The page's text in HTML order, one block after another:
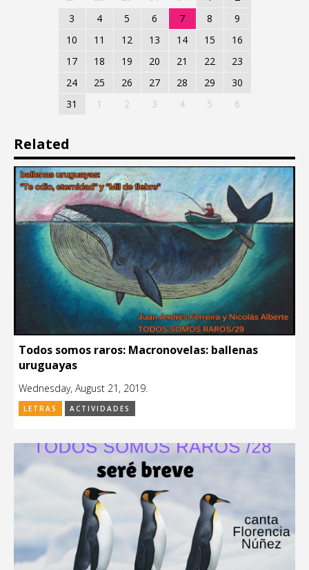
3
4 5 6 7 8
9
10
11 12 13 14 15
16
17
18 19 20 21 22
23
24
25 26 27 28 29
30
31
1 2 3 4 5 6
Related
Todos somos raros: Macronovelas: ballenas
uruguayas
Wednesday, August 21, 2019.
LETRAS ACTIVIDADES